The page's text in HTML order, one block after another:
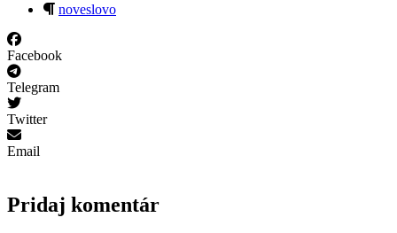
noveslovo
Facebook
Telegram
Twitter
Email
Pridaj komentár